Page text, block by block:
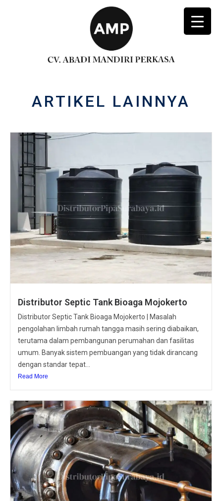
ARTIKEL LAINNYA
Distributor Septic Tank Bioaga Mojokerto
Distributor Septic Tank Bioaga Mojokerto | Masalah
pengolahan limbah rumah tangga masih sering diabaikan,
terutama dalam pembangunan perumahan dan fasilitas
umum. Banyak sistem pembuangan yang tidak dirancang
dengan standar tepat...
Read More